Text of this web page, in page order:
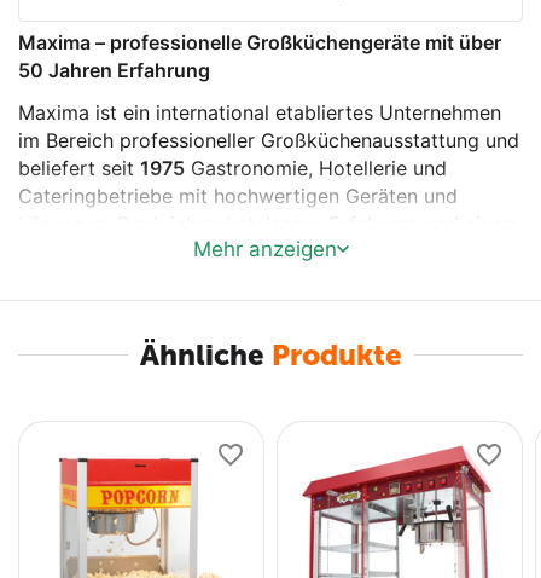
Maxima – professionelle Großküchengeräte mit über
50 Jahren Erfahrung
Maxima ist ein international etabliertes Unternehmen
im Bereich professioneller Großküchenausstattung und
beliefert seit 1975 Gastronomie, Hotellerie und
Cateringbetriebe mit hochwertigen Geräten und
Qualität, Zuverlässigkeit und
Sortiment an professionellen Küchen- und
Cateringgeräten, die für den intensiven täglichen
Einsatz konzipiert sind. Alle Produkte erfüllen strenge
europäische Standards.
Das Sortiment umfasst unter anderem:
Geräte zurLebensmittelverarbeitung und -
zubereitung
(z. B. Planetenmischer, Fleischwölfe,
Allesschneider)
Mehr anzeigen
Ähnliche Produkte